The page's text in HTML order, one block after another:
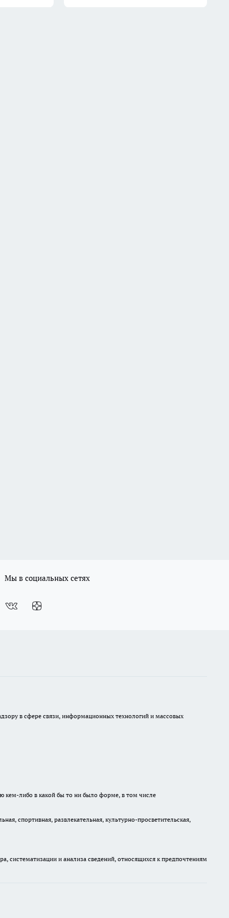
Мы в социальных сетях
в сфере связи, информационных технологий и массовых
кем-либо в какой бы то ни было форме, в том числе
спортивная, развлекательная, культурно-просветительская,
и анализа сведений, относящихся к предпочтениям